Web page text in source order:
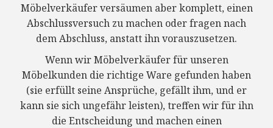
Möbelverkäufer versäumen aber komplett, einen
Abschlussversuch zu machen oder fragen nach
dem Abschluss, anstatt ihn vorauszusetzen.
Wenn wir Möbelverkäufer für unseren
Möbelkunden die richtige Ware gefunden haben
(sie erfüllt seine Ansprüche, gefällt ihm, und er
kann sie sich ungefähr leisten), treffen wir für ihn
die Entscheidung und machen einen